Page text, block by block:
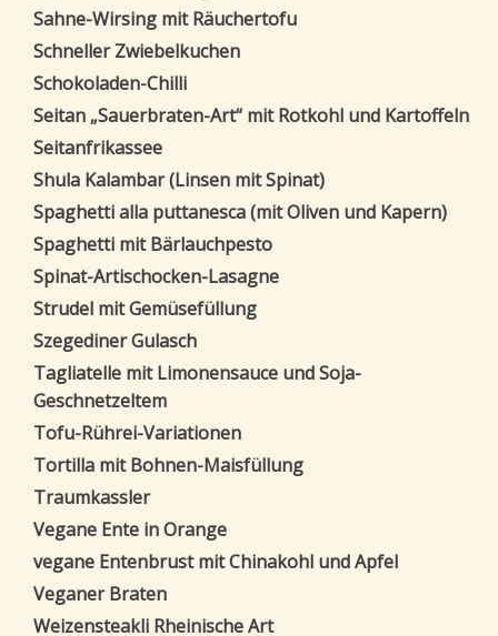
Sahne-Wirsing mit Räuchertofu
Schneller Zwiebelkuchen
Schokoladen-Chilli
Seitan „Sauerbraten-Art“ mit Rotkohl und Kartoffeln
Seitanfrikassee
Shula Kalambar (Linsen mit Spinat)
Spaghetti alla puttanesca (mit Oliven und Kapern)
Spaghetti mit Bärlauchpesto
Spinat-Artischocken-Lasagne
Strudel mit Gemüsefüllung
Szegediner Gulasch
Tagliatelle mit Limonensauce und Soja-
Geschnetzeltem
Tofu-Rührei-Variationen
Tortilla mit Bohnen-Maisfüllung
Traumkassler
Vegane Ente in Orange
vegane Entenbrust mit Chinakohl und Apfel
Veganer Braten
Weizensteakli Rheinische Art